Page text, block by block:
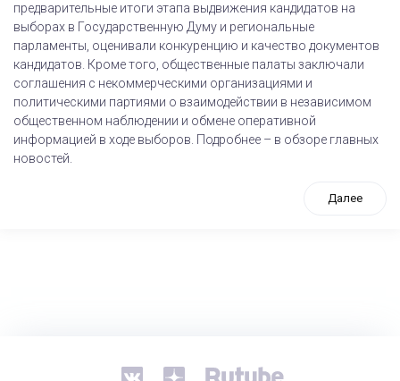
предварительные итоги этапа выдвижения кандидатов на
выборах в Государственную Думу и региональные
парламенты, оценивали конкуренцию и качество документов
кандидатов. Кроме того, общественные палаты заключали
соглашения с некоммерческими организациями и
политическими партиями о взаимодействии в независимом
общественном наблюдении и обмене оперативной
информацией в ходе выборов. Подробнее – в обзоре главных
новостей.
Далее